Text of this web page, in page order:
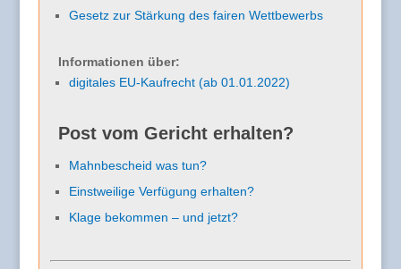
Gesetz zur Stärkung des fairen Wettbewerbs
Informationen über:
digitales EU-Kaufrecht (ab 01.01.2022)
Post vom Gericht erhalten?
Mahnbescheid was tun?
Einstweilige Verfügung erhalten?
Klage bekommen – und jetzt?